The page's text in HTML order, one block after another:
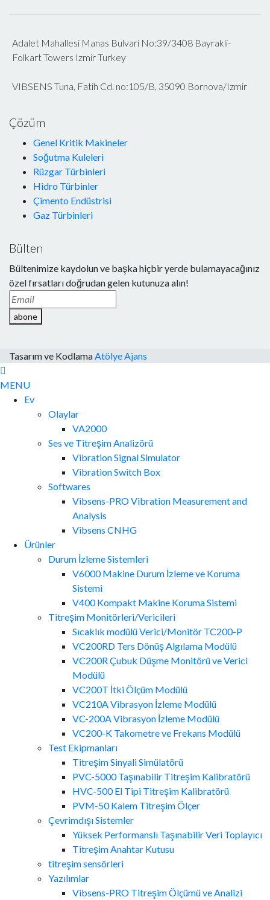
Adalet Mahallesi Manas Bulvari No:39/3408 Bayrakli-
Folkart Towers Izmir Turkey
VIBSENS Tuna, Fatih Cd. no:105/B, 35090 Bornova/Izmir
Çözüm
Genel Kritik Makineler
Soğutma Kuleleri
Rüzgar Türbinleri
Hidro Türbinler
Çimento Endüstrisi
Gaz Türbinleri
Bülten
Bültenimize kaydolun ve başka hiçbir yerde bulamayacağınız
özel fırsatları doğrudan gelen kutunuza alın!
abone
Tasarım ve Kodlama Atölye Ajans
MENU
Ev
Olaylar
VA2000
Ses ve Titreşim Analizörü
Vibration Signal Simulator
Vibration Switch Box
Softwares
Vibsens-PRO Vibration Measurement and
Analysis
Vibsens CNHG
Ürünler
Durum İzleme Sistemleri
V6000 Makine Durum İzleme ve Koruma
Sistemi
V400 Kompakt Makine Koruma Sistemi
Titreşim Monitörleri/Vericileri
Sıcaklık modülü Verici/Monitör TC200-P
VC200RD Ters Dönüş Algılama Modülü
VC200R Çubuk Düşme Monitörü ve Verici
Modülü
VC200T İtki Ölçüm Modülü
VC210A Vibrasyon İzleme Modülü
VC-200A Vibrasyon İzleme Modülü
VC200-K Takometre ve Frekans Modülü
Test Ekipmanları
Titreşim Sinyali Simülatörü
PVC-5000 Taşınabilir Titreşim Kalibratörü
HVC-500 El Tipi Titreşim Kalibratörü
PVM-50 Kalem Titreşim Ölçer
Çevrimdışı Sistemler
Yüksek Performanslı Taşınabilir Veri Toplayıcı
Titreşim Anahtar Kutusu
titreşim sensörleri
Yazılımlar
Vibsens-PRO Titreşim Ölçümü ve Analizi